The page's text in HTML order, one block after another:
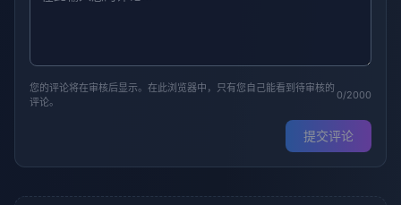
您的评论将在审核后显示。在此浏览器中，只有您自己能看到待审核的
评论。
0/2000
提交评论